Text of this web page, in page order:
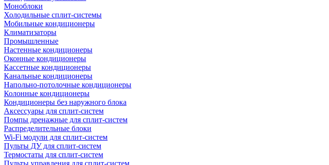
Моноблоки
Холодильные сплит-системы
Мобильные кондиционеры
Климатизаторы
Промышленные
Настенные кондиционеры
Оконные кондиционеры
Кассетные кондиционеры
Канальные кондиционеры
Напольно-потолочные кондиционеры
Колонные кондиционеры
Кондиционеры без наружного блока
Аксессуары для сплит-систем
Помпы дренажные для сплит-систем
Распределительные блоки
Wi-Fi модули для сплит-систем
Пульты ДУ для сплит-систем
Термостаты для сплит-систем
Пульты управления для сплит-систем